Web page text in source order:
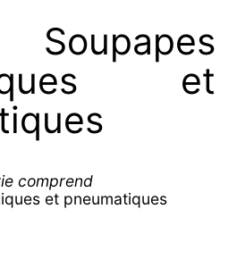
Soupapes
et
comprend
et pneumatiques